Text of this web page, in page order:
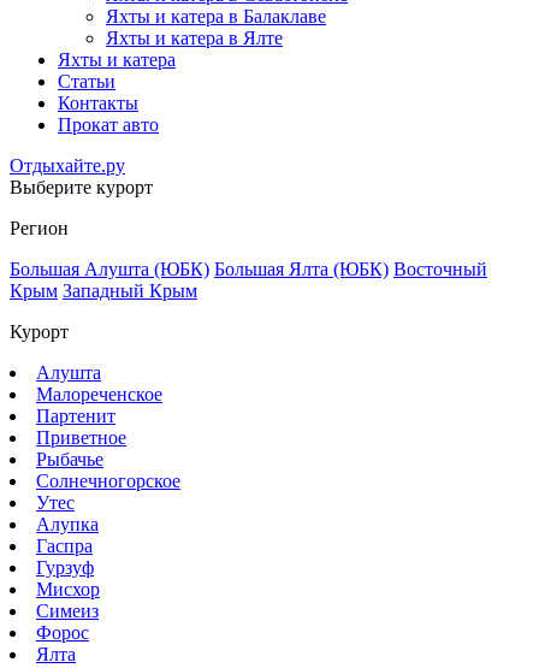
Яхты и катера в Балаклаве
Яхты и катера в Ялте
Яхты и катера
Статьи
Контакты
Прокат авто
Отдыхайте.ру
Выберите курорт
Регион
Большая Алушта (ЮБК) Большая Ялта (ЮБК) Восточный
Крым Западный Крым
Курорт
Алушта
Малореченское
Партенит
Приветное
Рыбачье
Солнечногорское
Утес
Алупка
Гаспра
Гурзуф
Мисхор
Симеиз
Форос
Ялта